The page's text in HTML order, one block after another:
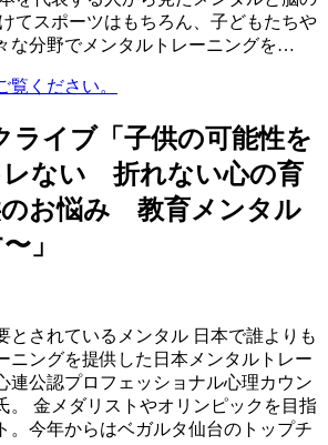
てスポーツはもちろん、子どもたちや
な分野でメンタルトレーニングを…
覧ください。
ライブ「子供の可能性を
ない 折れない心の育
お悩み 教育メンタル
」
とされているメンタル 日本で誰よりも
ニングを提供した日本メンタルトレー
連公認プロフェッショナル心理カウン
。 金メダリストやオリンピックを目指
。今年からはベガルタ仙台のトップチ